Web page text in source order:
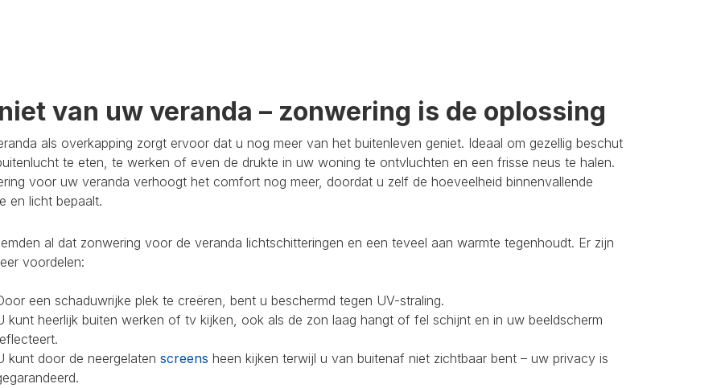
van uw veranda – zonwering is de oplossing
als overkapping zorgt ervoor dat u nog meer van het buitenleven geniet. Ideaal om gezellig beschut
te eten, te werken of even de drukte in uw woning te ontvluchten en een frisse neus te halen.
voor uw veranda verhoogt het comfort nog meer, doordat u zelf de hoeveelheid binnenvallende
en licht bepaalt.
al dat zonwering voor de veranda lichtschitteringen en een teveel aan warmte tegenhoudt. Er zijn
voordelen:
een schaduwrijke plek te creëren, bent u beschermd tegen UV-straling.
kunt heerlijk buiten werken of tv kijken, ook als de zon laag hangt of fel schijnt en in uw beeldscherm
kunt door de neergelaten screens heen kijken terwijl u van buitenaf niet zichtbaar bent – uw privacy is